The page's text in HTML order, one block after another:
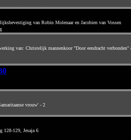
van Robin Molenaar en Jacobien van Vossen
van: Christelijk mannenkoor "Door eendracht
vrouw' - 2
128-129, Jesaja 6